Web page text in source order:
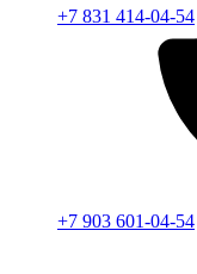
+7 831 414-04-54
+7 903 601-04-54